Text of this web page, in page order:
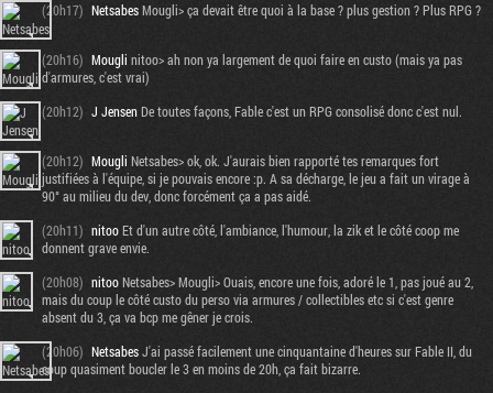
(20h17) NetsabesMougli> ça devait être quoi à la base ? plus gestion ? Plus RPG ?
(20h16) Mougli nitoo> ah non ya largement de quoi faire en custo (mais ya pas
d'armures, c'est vrai)
(20h12) J JensenDe toutes façons, Fable c'est un RPG consolisé donc c'est nul.
(20h12) Mougli Netsabes> ok, ok. J'aurais bien rapporté tes remarques fort
justifiées à l'équipe, si je pouvais encore :p. A sa décharge, le jeu a fait un virage à
90° au milieu du dev, donc forcément ça a pas aidé.
(20h11) nitooEt d'un autre côté, l'ambiance, l'humour, la zik et le côté coop me
donnent grave envie.
(20h08) nitooNetsabes> Mougli> Ouais, encore une fois, adoré le 1, pas joué au 2,
mais du coup le côté custo du perso via armures / collectibles etc si c'est genre
absent du 3, ça va bcp me gêner je crois.
(20h06) NetsabesJ'ai passé facilement une cinquantaine d'heures sur Fable II, du
coup quasiment boucler le 3 en moins de 20h, ça fait bizarre.